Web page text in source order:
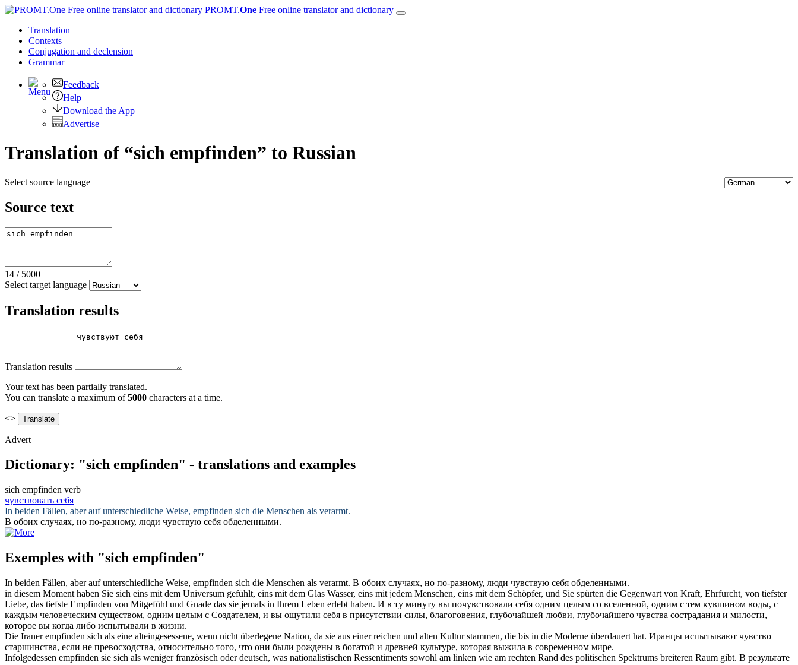
PROMT.One Free online translator and dictionary
Translation
Contexts
Conjugation and declension
Grammar
Feedback
Help
Download the App
Advertise
Translation of “sich empfinden” to Russian
Select source language
Source text
14 / 5000
Select target language
Translation results
Translation results
Your text has been partially translated.
You can translate a maximum of5000 characters at a time.
<>
Advert
Dictionary: "sich empfinden" - translations and examples
sich empfinden verb
чувствовать себя
In beiden Fällen, aber auf unterschiedliche Weise, empfinden sich die Menschen als verarmt.
В обоих случаях, но по-разному, люди чувствую себя обделенными.
Exemples with "sich empfinden"
In beiden Fällen, aber auf unterschiedliche Weise, empfinden sich die Menschen als verarmt. В обоих случаях, но по-разному, люди чувствую себя обделенными.
in diesem Moment haben Sie sich eins mit dem Universum gefühlt, eins mit dem Glas Wasser, eins mit jedem Menschen, eins mit dem Schöpfer, und Sie spürten die Gegenwart von Kraft, Ehrfurcht, von tiefster
Liebe, das tiefste Empfinden von Mitgefühl und Gnade das sie jemals in Ihrem Leben erlebt haben. И в ту минуту вы почувствовали себя одним целым со вселенной, одним с тем кувшином воды, с
каждым человеческим существом, одним целым с Создателем, и вы ощутили себя в присутствии силы, благоговения, глубочайшей любви, глубочайшего чувства сострадания и милости,
которое вы когда либо испытывали в жизни.
Die Iranerempfinden sich als eine alteingesessene, wenn nicht überlegene Nation, da sie aus einer reichen und alten Kultur stammen, die bis in die Moderne überdauert hat. Иранцы испытывают чувство
старшинства, если не превосходства, относительно того, что они были рождены в богатой и древней культуре, которая выжила в современном мире.
Infolgedessen empfinden sie sich als weniger französisch oder deutsch, was nationalistischen Ressentiments sowohl am linken wie am rechten Rand des politischen Spektrums breiteren Raum gibt. В результате